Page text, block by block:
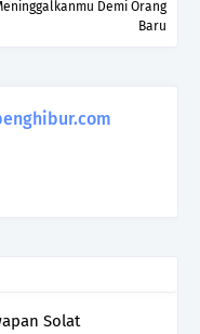
Demi Orang
Baru
Solat